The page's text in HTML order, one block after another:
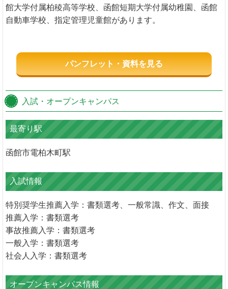
館大学付属柏稜高等学校、函館短期大学付属幼稚園、函館
自動車学校、指定管理児童館があります。
パンフレット・資料を見る
入試・オープンキャンパス
最寄り駅
函館市電柏木町駅
入試情報
特別奨学生推薦入学：書類選考、一般常識、作文、面接
推薦入学：書類選考
事故推薦入学：書類選考
一般入学：書類選考
社会人入学：書類選考
オープンキャンパス情報